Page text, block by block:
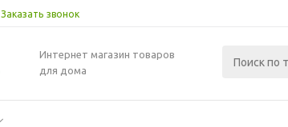
Заказать звонок
Интернет магазин товаров
для дома